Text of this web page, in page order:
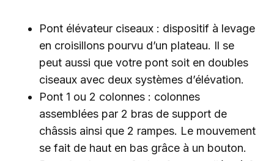
Pont élévateur ciseaux : dispositif à levage
en croisillons pourvu d’un plateau. Il se
peut aussi que votre pont soit en doubles
ciseaux avec deux systèmes d’élévation.
Pont 1 ou 2 colonnes : colonnes
assemblées par 2 bras de support de
châssis ainsi que 2 rampes. Le mouvement
se fait de haut en bas grâce à un bouton.